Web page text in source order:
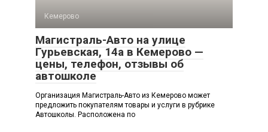
Кемерово
Магистраль-Авто на улице
Гурьевская, 14а в Кемерово —
цены, телефон, отзывы об
автошколе
Организация Магистраль-Авто из Кемерово может
предложить покупателям товары и услуги в рубрике
Автошколы. Расположена по